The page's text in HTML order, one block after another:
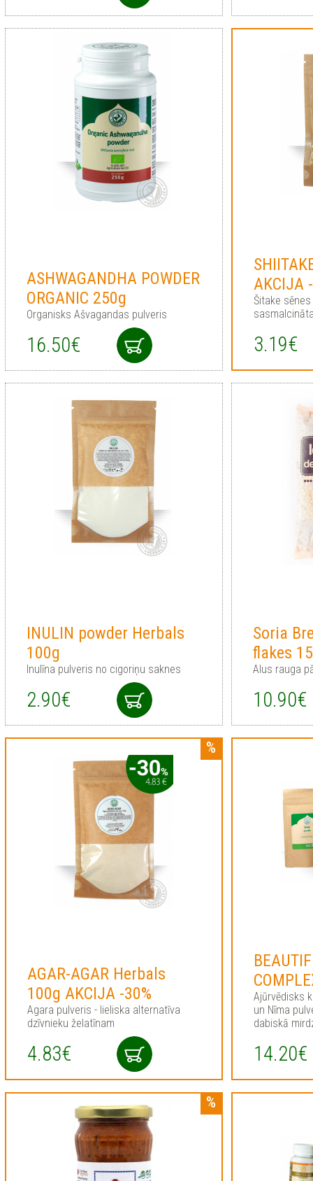
ASHWAGANDHA POWDER
ORGANIC 250g
Organisks Ašvagandas pulveris
16.50€
AKCIJA
Šitake
3.19€
INULIN powder Herbals
100g
Inulīna pulveris no cigoriņu saknes
2.90€
Soria
flakes
Alus rauga
10.90€
AGAR-AGAR Herbals
100g AKCIJA -30%
Agara pulveris - lieliska alternatīva
dzīvnieku želatīnam
4.83€
Ajūrvēdisks
un Nīma
dabiskā
14.20€